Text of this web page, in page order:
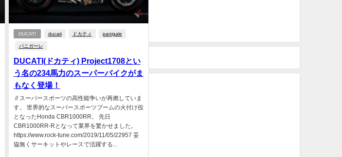
DUCATI ducati ドカティ panigale
パニガーレ
DUCATI(ドカティ) Project1708とい
う名の234馬力のスーパーバイクがま
もなく登場！
// スーパースポーツの高性能争いが再燃していま
す。 世界的なスーパースポーツブームの火付け役
となったHonda CBR1000RR。 先日
CBR1000RR-Rとなって業界を驚かせました。
https://www.rock-tune.com/2019/11/05/22957 妥
協無くサーキットやレースで活躍する...